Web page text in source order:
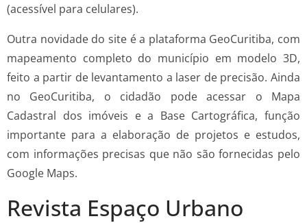
(acessível para celulares).
Outra novidade do site é a plataforma GeoCuritiba, com
mapeamento completo do município em modelo 3D,
feito a partir de levantamento a laser de precisão. Ainda
no GeoCuritiba, o cidadão pode acessar o Mapa
Cadastral dos imóveis e a Base Cartográfica, função
importante para a elaboração de projetos e estudos,
com informações precisas que não são fornecidas pelo
Google Maps.
Revista Espaço Urbano